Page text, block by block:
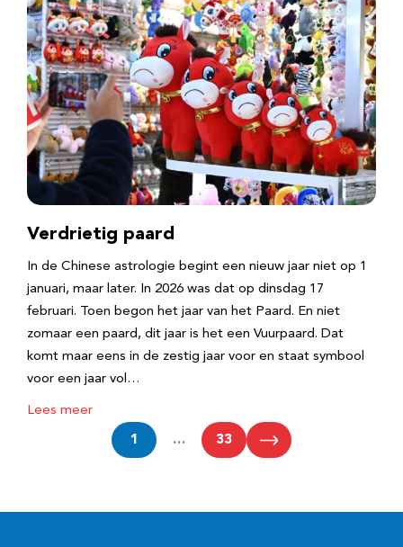
Verdrietig paard
In de Chinese astrologie begint een nieuw jaar niet op 1
januari, maar later. In 2026 was dat op dinsdag 17
februari. Toen begon het jaar van het Paard. En niet
zomaar een paard, dit jaar is het een Vuurpaard. Dat
komt maar eens in de zestig jaar voor en staat symbool
voor een jaar vol…
Lees meer
1 … 33